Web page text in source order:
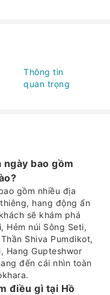
Thông tin
quan trọng
ngày bao gồm
gồm nhiều địa
hang động ẩn
sẽ khám phá
Hẻm núi Sông Seti,
Shiva Pumdikot,
Hang Gupteshwor
đến cái nhìn toàn
điều gì tại Hồ